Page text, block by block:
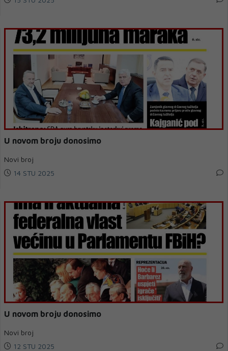
U novom broju donosimo
Novi broj
14 STU 2025
U novom broju donosimo
Novi broj
12 STU 2025